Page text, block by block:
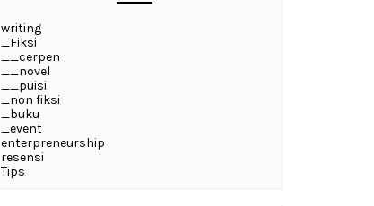
writing
_Fiksi
__cerpen
__novel
__puisi
_non fiksi
_buku
_event
enterpreneurship
resensi
Tips